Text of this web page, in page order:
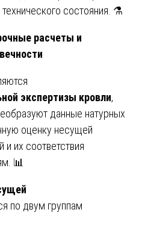
состояния. ⚗️
расчеты и
экспертизы кровли,
данные натурных
оценку несущей
и их соответствия
📊
по двум группам